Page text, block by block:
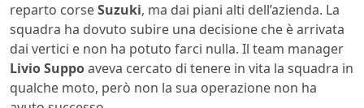
reparto corseSuzuki, ma dai piani alti dell’azienda. La
squadra ha dovuto subire una decisione che è arrivata
dai vertici e non ha potuto farci nulla. Il team manager
Livio Suppoaveva cercato di tenere in vita la squadra in
qualche moto, però non la sua operazione non ha